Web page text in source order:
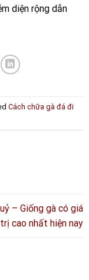
diện rộng dẫn
Cách chữa gà đá đi
– Giống gà có giá
trị cao nhất hiện nay